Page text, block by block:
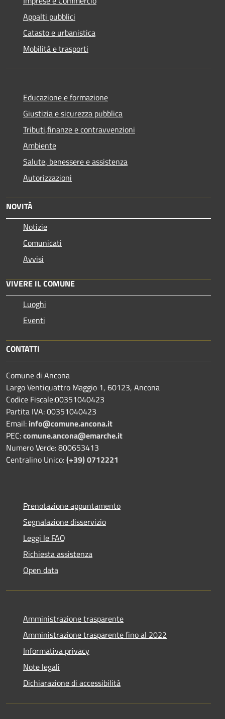
Appalti pubblici
Catasto e urbanistica
Mobilità e trasporti
Educazione e formazione
Giustizia e sicurezza pubblica
Tributi,finanze e contravvenzioni
Ambiente
Salute, benessere e assistenza
Autorizzazioni
NOVITÀ
Notizie
Comunicati
Avvisi
VIVERE IL COMUNE
Luoghi
Eventi
CONTATTI
Comune di Ancona
Largo Ventiquattro Maggio 1, 60123, Ancona
Codice Fiscale:00351040423
Partita IVA: 00351040423
Email: info@comune.ancona.it
PEC:comune.ancona@emarche.it
Numero Verde: 800653413
Centralino Unico:(+39) 0712221
Prenotazione appuntamento
Segnalazione disservizio
Leggi le FAQ
Richiesta assistenza
Open data
Amministrazione trasparente
Amministrazione trasparente fino al 2022
Informativa privacy
Note legali
Dichiarazione di accessibilità